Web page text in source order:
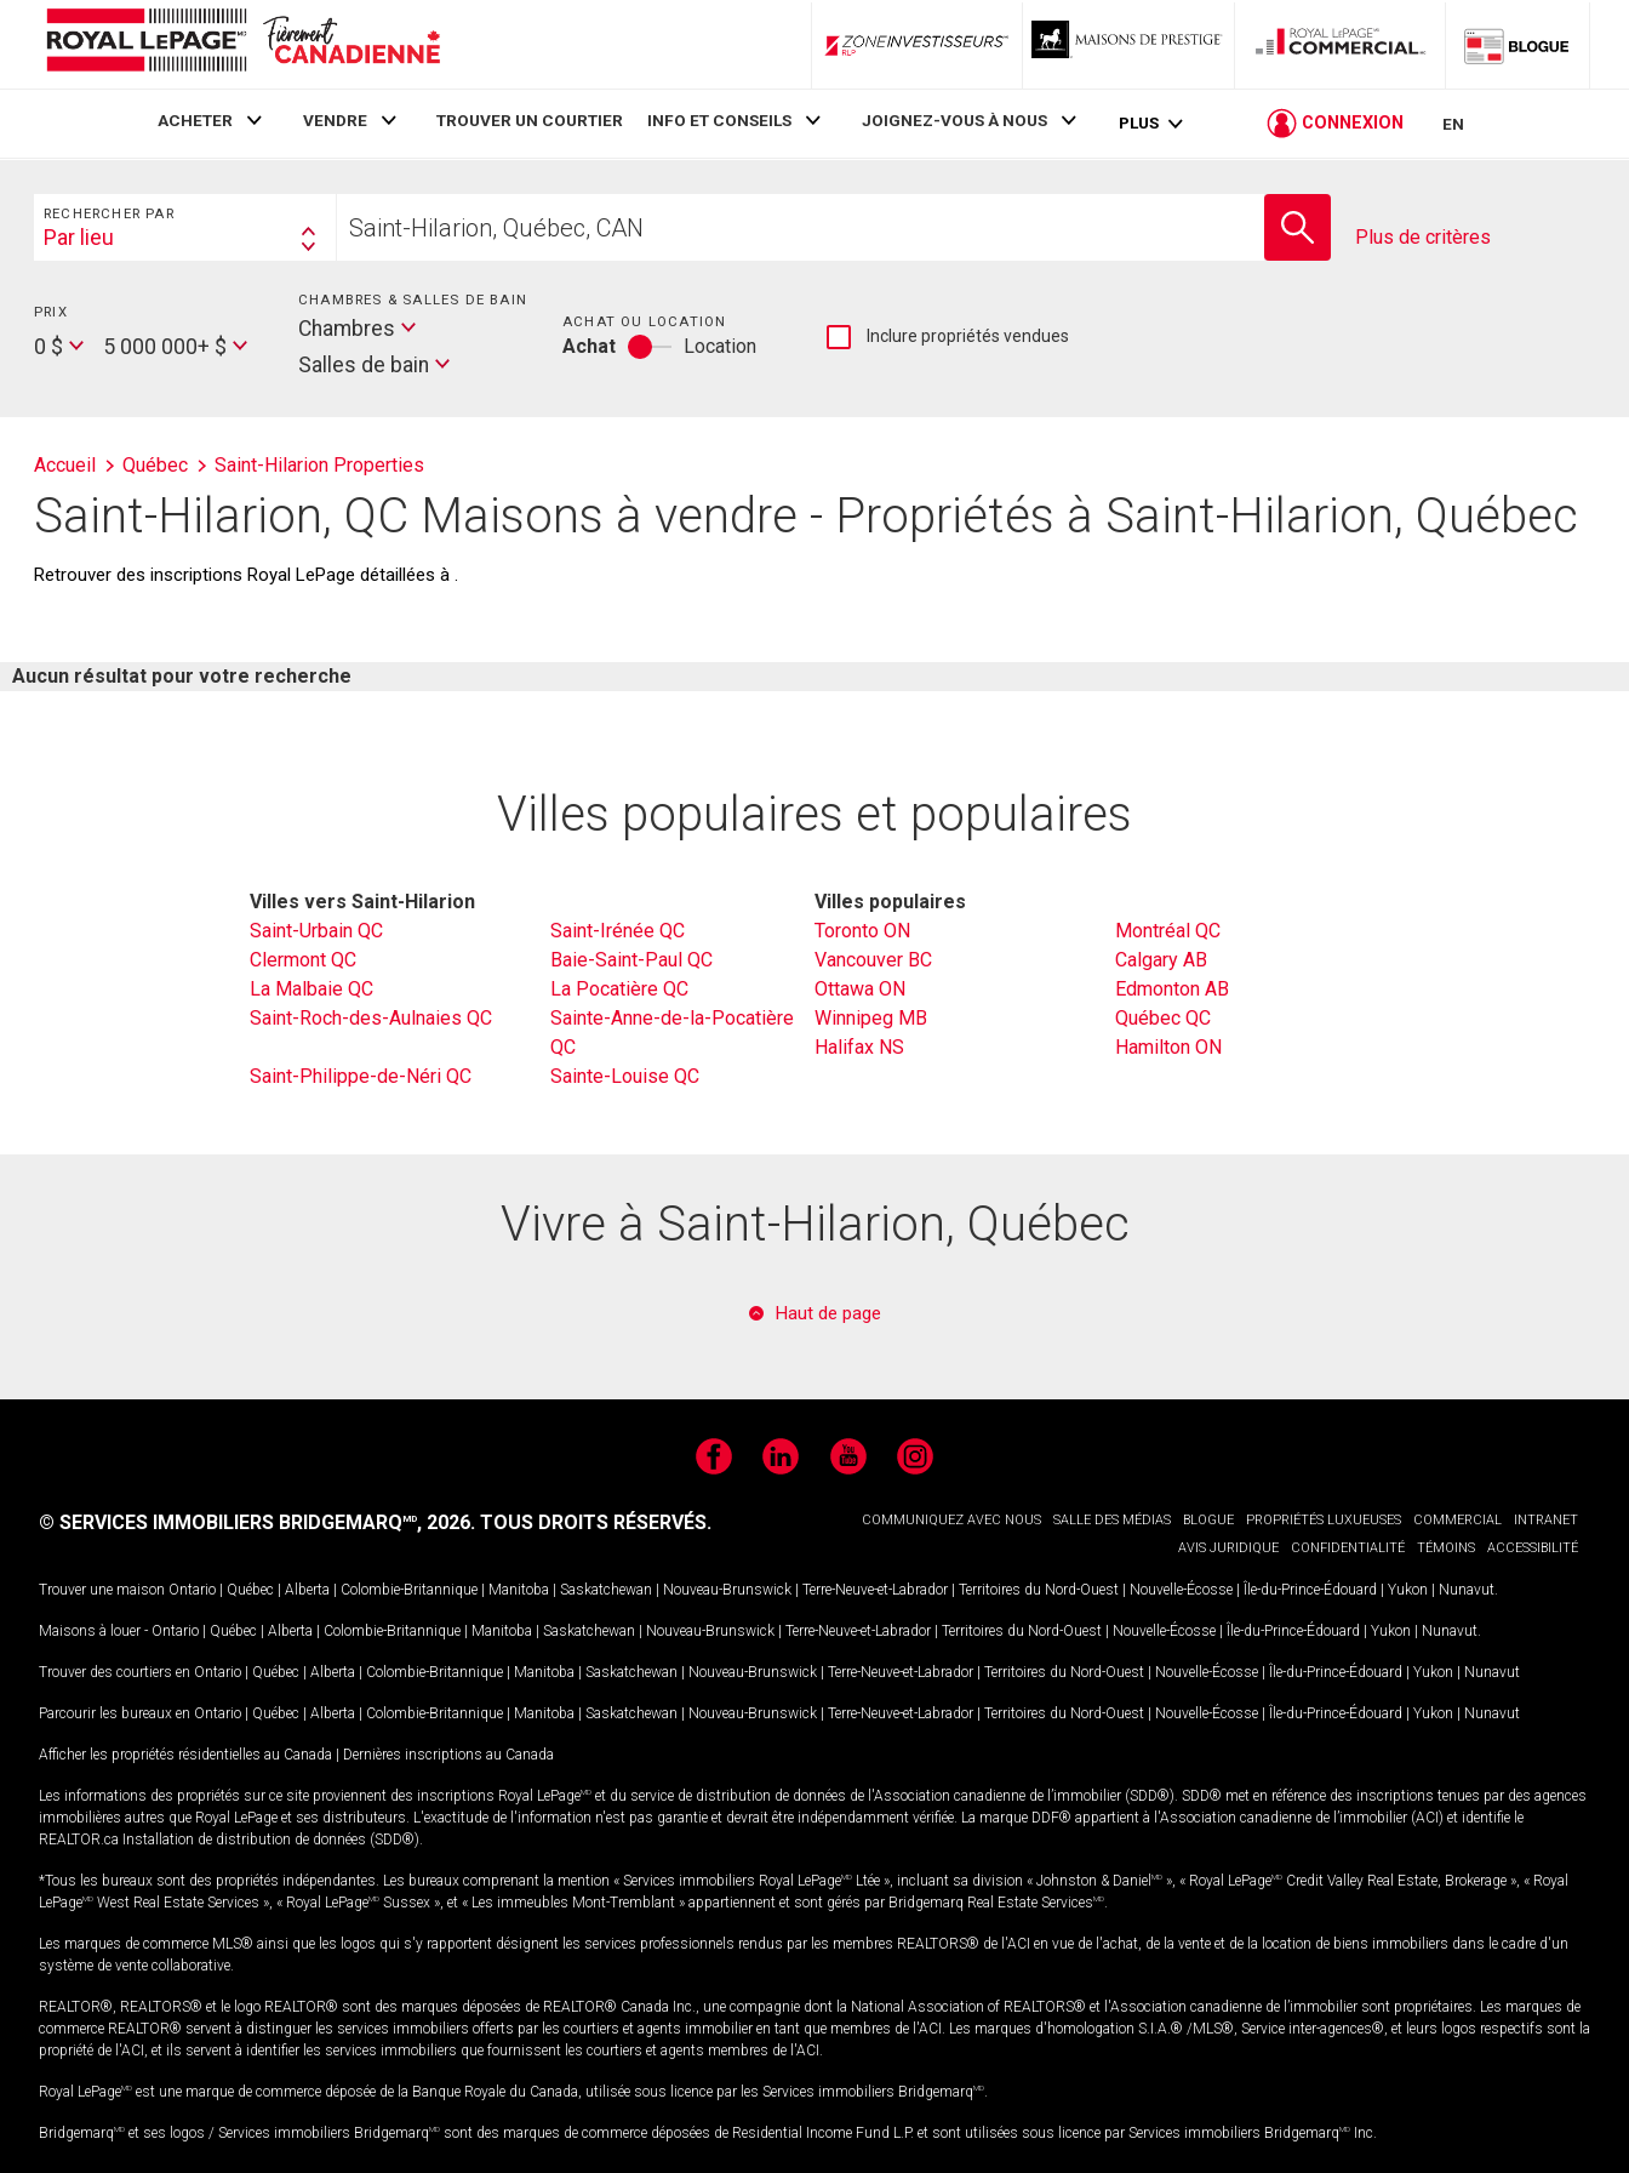
ZoneInvestisseurs RLP
ACHETER VENDRE TROUVER UN COURTIER INFO ET CONSEILS JOIGNEZ-VOUS À NOUS PLUS CONNEXION EN
Rechercher
RECHERCHER PAR
Search
Par lieu
votre
Plus de critères
PRIX
Price
0 $
Max
5 000 000+ $
CHAMBRES & SALLES DE BAIN
Chambres
bain
Salles de bain
ACHAT OU LOCATION
Achat
Achat
Location
Afficher
d'inscriptions
Inclure propriétés vendues
Accueil Québec Saint-Hilarion Properties
Saint-Hilarion, QC Maisons à vendre - Propriétés à Saint-Hilarion, Québec
Retrouver des inscriptions Royal LePage détaillées à .
Aucun résultat pour votre recherche
Villes populaires et populaires
Villes vers Saint-Hilarion
Saint-Urbain QC
Saint-Irénée QC
Clermont QC
Baie-Saint-Paul QC
La Malbaie QC
La Pocatière QC
Saint-Roch-des-Aulnaies QC
Sainte-Anne-de-la-Pocatière
QC
Saint-Philippe-de-Néri QC
Sainte-Louise QC
Villes populaires
Toronto ON
Montréal QC
Vancouver BC
Calgary AB
Ottawa ON
Edmonton AB
Winnipeg MB
Québec QC
Halifax NS
Hamilton ON
Vivre à Saint-Hilarion, Québec
Haut de page
FacebookLinkedIn YouTubeInstagram
COMMUNIQUEZ AVEC NOUS SALLE DES MÉDIAS BLOGUE PROPRIÉTÉS LUXUEUSES COMMERCIAL
INTRANET
AVIS JURIDIQUE
CONFIDENTIALITÉ TÉMOINS ACCESSIBILITÉ
© SERVICES IMMOBILIERS BRIDGEMARQMD, 2026. TOUS DROITS RÉSERVÉS.
Trouver une maison Ontario Québec Alberta Colombie-Britannique Manitoba Saskatchewan Nouveau-Brunswick Terre-Neuve-et-Labrador Territoires du Nord-Ouest Nouvelle-Écosse Île-du-Prince-Édouard Yukon Nunavut.
Maisons à louer - Ontario Québec Alberta Colombie-Britannique Manitoba Saskatchewan Nouveau-Brunswick Terre-Neuve-et-Labrador Territoires du Nord-Ouest Nouvelle-Écosse Île-du-Prince-Édouard Yukon Nunavut.
Trouver des courtiers en Ontario Québec Alberta Colombie-Britannique Manitoba Saskatchewan Nouveau-Brunswick Terre-Neuve-et-Labrador Territoires du Nord-Ouest Nouvelle-Écosse Île-du-Prince-Édouard Yukon Nunavut
Parcourir les bureaux en Ontario Québec Alberta Colombie-Britannique Manitoba Saskatchewan Nouveau-Brunswick Terre-Neuve-et-Labrador Territoires du Nord-Ouest Nouvelle-Écosse Île-du-Prince-Édouard Yukon Nunavut
Afficher les propriétés résidentielles au Canada Dernières inscriptions au Canada
Les informations des propriétés sur ce site proviennent des inscriptions Royal LePageMD et du service de distribution de données de l'Association canadienne de l’immobilier (SDD®). SDD® met en référence des inscriptions tenues par des agences
immobilières autres que Royal LePage et ses distributeurs. L'exactitude de l'information n'est pas garantie et devrait être indépendamment vérifiée. La marque DDF® appartient à l'Association canadienne de l’immobilier (ACI) et identifie le
REALTOR.ca Installation de distribution de données (SDD®).
*Tous les bureaux sont des propriétés indépendantes. Les bureaux comprenant la mention « Services immobiliers Royal LePageMD Ltée », incluant sa division « Johnston & Daniel MD », « Royal LePageMD Credit Valley Real Estate, Brokerage », « Royal
LePageMD West Real Estate Services », « Royal LePageMD Sussex », et « Les immeubles Mont-Tremblant » appartiennent et sont gérés par Bridgemarq Real Estate ServicesMD.
Les marques de commerce MLS® ainsi que les logos qui s'y rapportent désignent les services professionnels rendus par les membres REALTORS® de l'ACI en vue de l'achat, de la vente et de la location de biens immobiliers dans le cadre d'un
système de vente collaborative.
REALTOR®, REALTORS® et le logo REALTOR® sont des marques déposées de REALTOR® Canada Inc., une compagnie dont la National Association of REALTORS® et l'Association canadienne de l’immobilier sont propriétaires. Les marques de
commerce REALTOR® servent à distinguer les services immobiliers offerts par les courtiers et agents immobilier en tant que membres de l'ACI. Les marques d'homologation S.I.A.® /MLS®, Service inter-agences®, et leurs logos respectifs sont la
propriété de l'ACI, et ils servent à identifier les services immobiliers que fournissent les courtiers et agents membres de l'ACI.
Royal LePageMD est une marque de commerce déposée de la Banque Royale du Canada, utilisée sous licence par les Services immobiliers BridgemarqMD.
BridgemarqMD et ses logos / Services immobiliers BridgemarqMD sont des marques de commerce déposées de Residential Income Fund L.P. et sont utilisées sous licence par Services immobiliers BridgemarqMD Inc.